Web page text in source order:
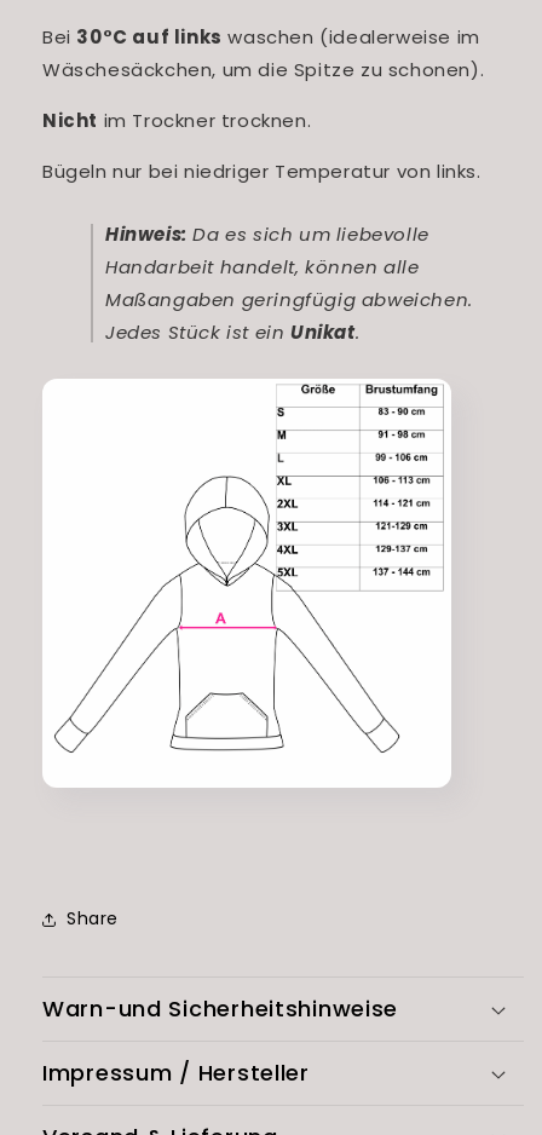
Bei 30°C auf links waschen (idealerweise im
Wäschesäckchen, um die Spitze zu schonen).
Nicht im Trockner trocknen.
Bügeln nur bei niedriger Temperatur von links.
Hinweis: Da es sich um liebevolle
Handarbeit handelt, können alle
Maßangaben geringfügig abweichen.
Jedes Stück ist ein Unikat.
Share
Warn-und Sicherheitshinweise
Impressum / Hersteller